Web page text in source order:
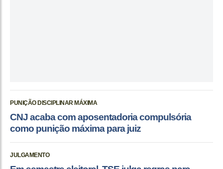
PUNIÇÃO DISCIPLINAR MÁXIMA
CNJ acaba com aposentadoria compulsória
como punição máxima para juiz
JULGAMENTO